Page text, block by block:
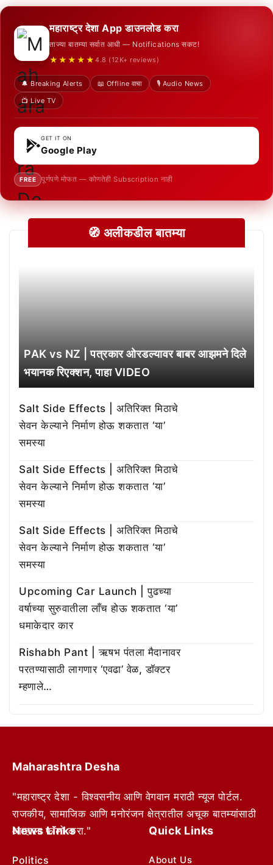
महाराष्ट्र देशा App डाउनलोड करा
ताज्या बातम्या सर्वात आधी — Notifications सकट!
★★★★★ 4.8 (12K+ reviews)
🔔 Breaking Alerts 📖 Offline वाचा
🎙️ Audio News
📺 Live TV
GET IT ON
Google Play
FREE पूर्णपणे मोफत — कोणतेही Subscription नाही
🧭 अलीकडील बातम्या
PAK vs NZ | पत्रकार ओरडल्यावर बाबर आझमने दिले
भयानक रिएक्शन, पाहा VIDEO
Salt Side Effects | अतिरिक्त मिठाचे
सेवन केल्याने निर्माण होऊ शकतात ‘या’
समस्या
Salt Side Effects | अतिरिक्त मिठाचे
सेवन केल्याने निर्माण होऊ शकतात ‘या’
समस्या
Salt Side Effects | अतिरिक्त मिठाचे
सेवन केल्याने निर्माण होऊ शकतात ‘या’
समस्या
Upcoming Car Launch | पुढच्या
वर्षाच्या सुरुवातीला लाँच होऊ शकतात ‘या’
धमाकेदार कार
Rishabh Pant | ऋषभ पंतला मैदानावर
परतण्यासाठी लागणार ‘एवढा’ वेळ, डॉक्टर
म्हणाले…
Maharashtra Desha
"महाराष्ट्र देशा - विश्वसनीय आणि वेगवान मराठी न्यूज पोर्टल.
राजकीय, सामाजिक आणि मनोरंजन क्षेत्रातील अचूक बातम्यांसाठी
आम्हाला फॉलो करा."
News Links
Politics
Quick Links
About Us